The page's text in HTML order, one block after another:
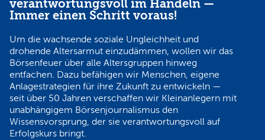
verantwortungsvoll im Handeln —
Immer einen Schritt voraus!
Um die wachsende soziale Ungleichheit und
drohende Altersarmut einzudämmen, wollen wir das
Börsenfeuer über alle Altersgruppen hinweg
entfachen. Dazu befähigen wir Menschen, eigene
Anlagestrategien für ihre Zukunft zu entwickeln —
seit über 50 Jahren verschaffen wir Kleinanlegern mit
unabhängigem Börsenjournalismus den
Wissensvorsprung, der sie verantwortungsvoll auf
Erfolgskurs bringt.